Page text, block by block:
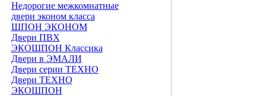
Недорогие межкомнатные
двери эконом класса
ШПОН ЭКОНОМ
Двери ПВХ
ЭКОШПОН Классика
Двери в ЭМАЛИ
Двери серии ТЕХНО
Двери ТЕХНО
ЭКОШПОН